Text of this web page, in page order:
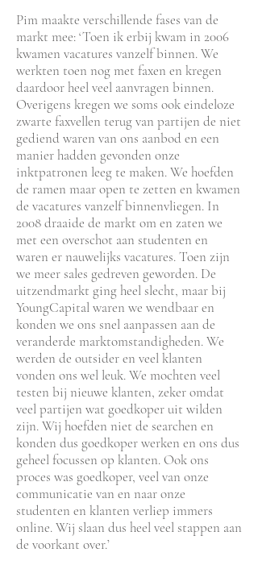
Pim maakte verschillende fases van de
markt mee: ‘Toen ik erbij kwam in 2006
kwamen vacatures vanzelf binnen. We
werkten toen nog met faxen en kregen
daardoor heel veel aanvragen binnen.
Overigens kregen we soms ook eindeloze
zwarte faxvellen terug van partijen de niet
gediend waren van ons aanbod en een
manier hadden gevonden onze
inktpatronen leeg te maken. We hoefden
de ramen maar open te zetten en kwamen
de vacatures vanzelf binnenvliegen. In
2008 draaide de markt om en zaten we
met een overschot aan studenten en
waren er nauwelijks vacatures. Toen zijn
we meer sales gedreven geworden. De
uitzendmarkt ging heel slecht, maar bij
YoungCapital waren we wendbaar en
konden we ons snel aanpassen aan de
veranderde marktomstandigheden. We
werden de outsider en veel klanten
vonden ons wel leuk. We mochten veel
testen bij nieuwe klanten, zeker omdat
veel partijen wat goedkoper uit wilden
zijn. Wij hoefden niet de searchen en
konden dus goedkoper werken en ons dus
geheel focussen op klanten. Ook ons
proces was goedkoper, veel van onze
communicatie van en naar onze
studenten en klanten verliep immers
online. Wij slaan dus heel veel stappen aan
de voorkant over.’